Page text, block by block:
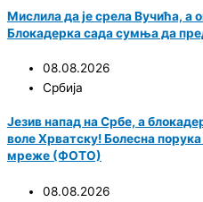
Мислила да је срела Вучића, а
Блокадерка сада сумња да
08.08.2026
Србија
Језив напад на Србе, а
воле Хрватску! Болесна
мреже (ФОТО)
08.08.2026